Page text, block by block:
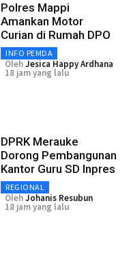
Polres Mappi
Amankan Motor
Curian di Rumah DPO
INFO PEMDA
OlehJesica Happy Ardhana
18 jam yang lalu
DPRK Merauke
Dorong Pembangunan
Kantor Guru SD Inpres
REGIONAL
OlehJohanis Resubun
18 jam yang lalu